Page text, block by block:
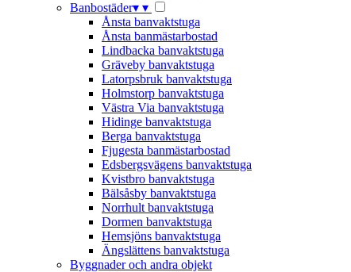
Banbostäder▾ ▾
Ånsta banvaktstuga
Ånsta banmästarbostad
Lindbacka banvaktstuga
Gräveby banvaktstuga
Latorpsbruk banvaktstuga
Holmstorp banvaktstuga
Västra Via banvaktstuga
Hidinge banvaktstuga
Berga banvaktstuga
Fjugesta banmästarbostad
Edsbergsvägens banvaktstuga
Kvistbro banvaktstuga
Bälsåsby banvaktstuga
Norrhult banvaktstuga
Dormen banvaktstuga
Hemsjöns banvaktstuga
Ängslättens banvaktstuga
Byggnader och andra objekt